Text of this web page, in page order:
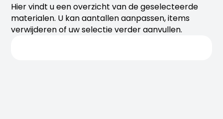
Hier vindt u een overzicht van de geselecteerde
materialen. U kan aantallen aanpassen, items
verwijderen of uw selectie verder aanvullen.